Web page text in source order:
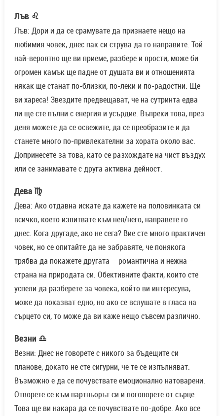
Лъв ♌
Лъв: Дори и да се срамувате да признаете нещо на
любимия човек, днес пак си струва да го направите. Той
най-вероятно ще ви приеме, разбере и прости, може би
огромен камък ще падне от душата ви и отношенията
някак ще станат по-близки, по-леки и по-радостни. Ще
ви хареса! Звездите предвещават, че на сутринта едва
ли ще сте пълни с енергия и усърдие. Въпреки това, през
деня можете да се освежите, да се преобразите и да
станете много по-привлекателни за хората около вас.
Допринесете за това, като се разхождате на чист въздух
или се занимавате с друга активна дейност.
Дева ♍
Дева: Ако отдавна искате да кажете на половинката си
всичко, което изпитвате към нея/него, направете го
днес. Кога другаде, ако не сега? Вие сте много практичен
човек, но се опитайте да не забравяте, че понякога
трябва да покажете другата – романтична и нежна –
страна на природата си. Обективните факти, които сте
успели да разберете за човека, който ви интересува,
може да показват едно, но ако се вслушате в гласа на
сърцето си, то може да ви каже нещо съвсем различно.
Везни ♎
Везни: Днес не говорете с никого за бъдещите си
планове, докато не сте сигурни, че те се изпълняват.
Възможно е да се почувствате емоционално натоварени.
Отворете се към партньорът си и поговорете от сърце.
Това ще ви накара да се почувствате по-добре. Ако все